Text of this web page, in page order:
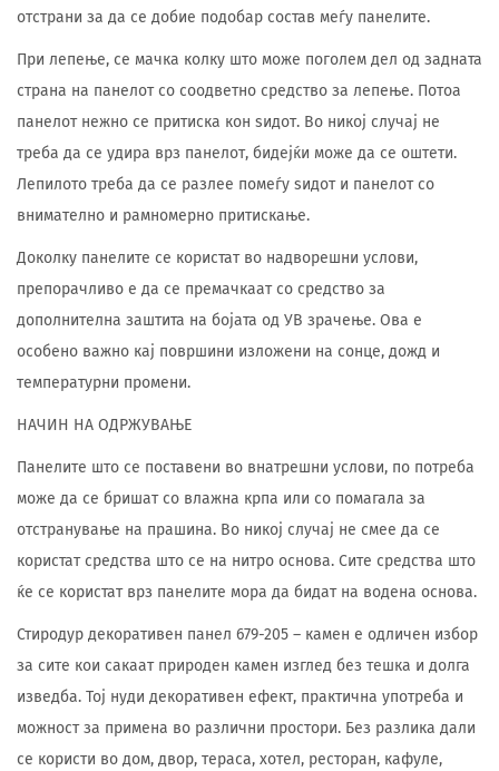
отстрани за да се добие подобар состав меѓу панелите.
При лепење, се мачка колку што може поголем дел од задната
страна на панелот со соодветно средство за лепење. Потоа
панелот нежно се притиска кон ѕидот. Во никој случај не
треба да се удира врз панелот, бидејќи може да се оштети.
Лепилото треба да се разлее помеѓу ѕидот и панелот со
внимателно и рамномерно притискање.
Доколку панелите се користат во надворешни услови,
препорачливо е да се премачкаат со средство за
дополнителна заштита на бојата од УВ зрачење. Ова е
особено важно кај површини изложени на сонце, дожд и
температурни промени.
НАЧИН НА ОДРЖУВАЊЕ
Панелите што се поставени во внатрешни услови, по потреба
може да се бришат со влажна крпа или со помагала за
отстранување на прашина. Во никој случај не смее да се
користат средства што се на нитро основа. Сите средства што
ќе се користат врз панелите мора да бидат на водена основа.
Стиродур декоративен панел 679-205 – камен е одличен избор
за сите кои сакаат природен камен изглед без тешка и долга
изведба. Тој нуди декоративен ефект, практична употреба и
можност за примена во различни простори. Без разлика дали
се користи во дом, двор, тераса, хотел, ресторан, кафуле,